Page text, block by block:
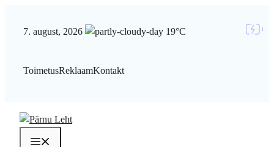
7. august, 2026 19°C
ToimetusReklaamKontakt